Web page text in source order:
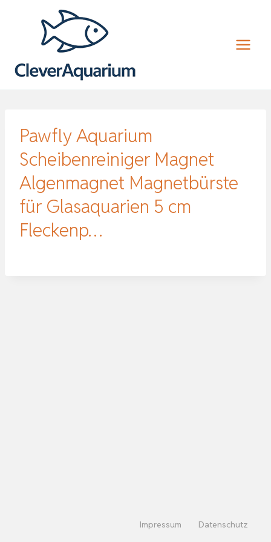
Pawfly Aquarium
Scheibenreiniger Magnet
Algenmagnet Magnetbürste
für Glasaquarien 5 cm
Fleckenp…
Impressum Datenschutz